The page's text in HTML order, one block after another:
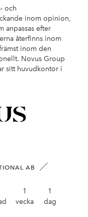
och
inom opinion,
anpassas efter
återfinns inom
inom den
Novus Group
sitt huvudkontor i
AB
1
vecka
1
dag